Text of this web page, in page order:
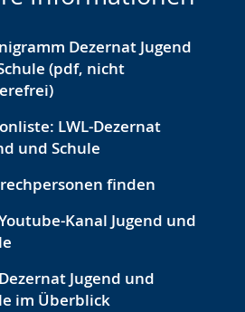
Dezernat Jugend
(pdf, nicht
LWL-Dezernat
und Schule
finden
Kanal Jugend und
Jugend und
im Überblick